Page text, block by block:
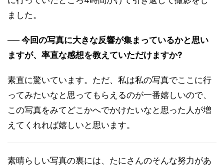
ました。
── 今回の写真に大きな反響が集まっているかと思い
ますが、率直な感想を教えていただけますか?
素直に驚いています。ただ、私は私の写真でここに行
ってみたいなと思ってもらえるのが一番嬉しいので、
この写真をみてどこかへでかけたいなと思った人が増
えてくれれば嬉しいと思います。
素晴らしい写真の裏には、たにさんのそんな努力があ